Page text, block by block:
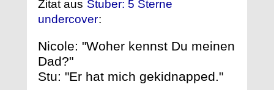
Zitat aus Stuber: 5 Sterne
undercover:
Nicole: "Woher kennst Du meinen
Dad?"
Stu: "Er hat mich gekidnapped."